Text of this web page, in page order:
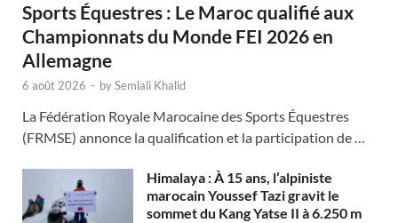
Sports Équestres : Le Maroc qualifié aux
Championnats du Monde FEI 2026 en
Allemagne
6 août 2026 - bySemlali Khalid
La Fédération Royale Marocaine des Sports Équestres
(FRMSE) annonce la qualification et la participation de …
Himalaya : À 15 ans, l’alpiniste
marocain Youssef Tazi gravit le
sommet du Kang Yatse II à 6.250 m